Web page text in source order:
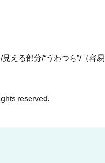
える部分/“うわつら”/（容
reserved.